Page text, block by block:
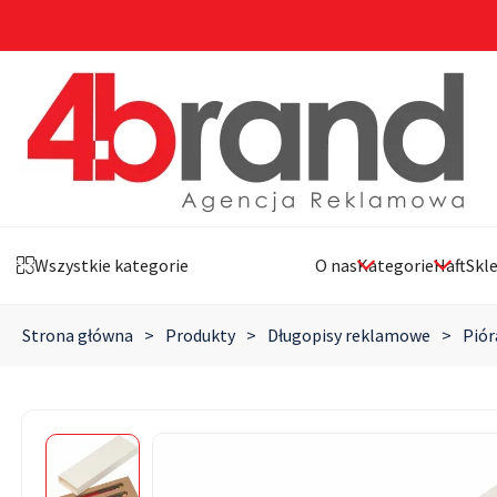
Wszystkie kategorie O nasKategorieHaft
Strona główna > Produkty > Długopisy reklamowe >